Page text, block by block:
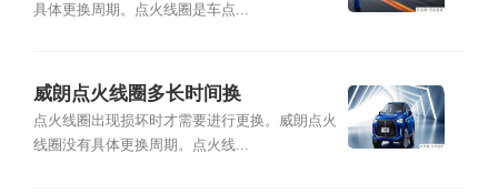
具体更换周期。点火线圈是车点...
威朗点火线圈多长时间换
点火线圈出现损坏时才需要进行更换。威朗点火
线圈没有具体更换周期。点火线...